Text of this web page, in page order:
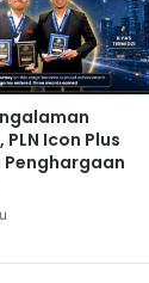
s
I
n
d
o
n
e
Icon Plus
Penghargaan